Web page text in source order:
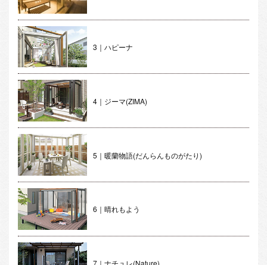
3｜ハピーナ
4｜ジーマ(ZIMA)
5｜暖蘭物語(だんらんものがたり)
6｜晴れもよう